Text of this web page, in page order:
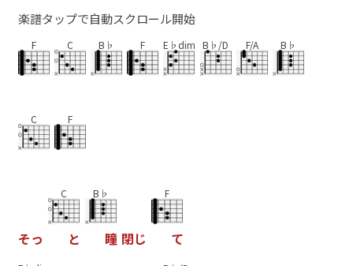
楽譜タップで自動スクロール開始
F C B♭ F E♭dim B♭/D F/A B♭
C F
そっ
C
と
B♭
瞳 閉じ
F
て